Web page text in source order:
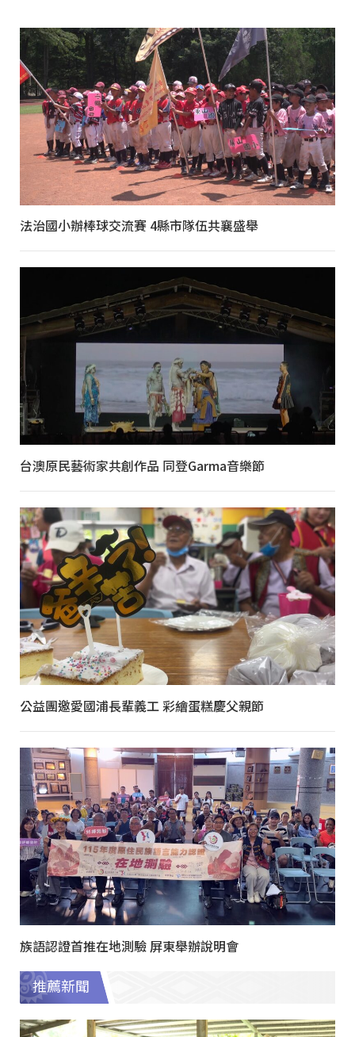
法治國小辦棒球交流賽 4縣市隊伍共襄盛舉
台澳原民藝術家共創作品 同登Garma音樂節
公益團邀愛國浦長輩義工 彩繪蛋糕慶父親節
族語認證首推在地測驗 屏東舉辦說明會
推薦新聞